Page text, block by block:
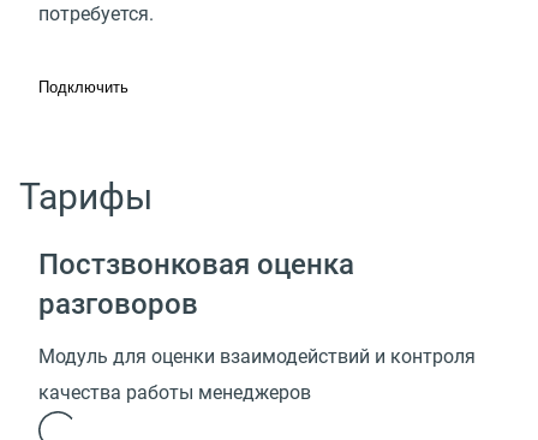
потребуется.
Подключить
Тарифы
Постзвонковая оценка
разговоров
Модуль для оценки взаимодействий и контроля
качества работы менеджеров